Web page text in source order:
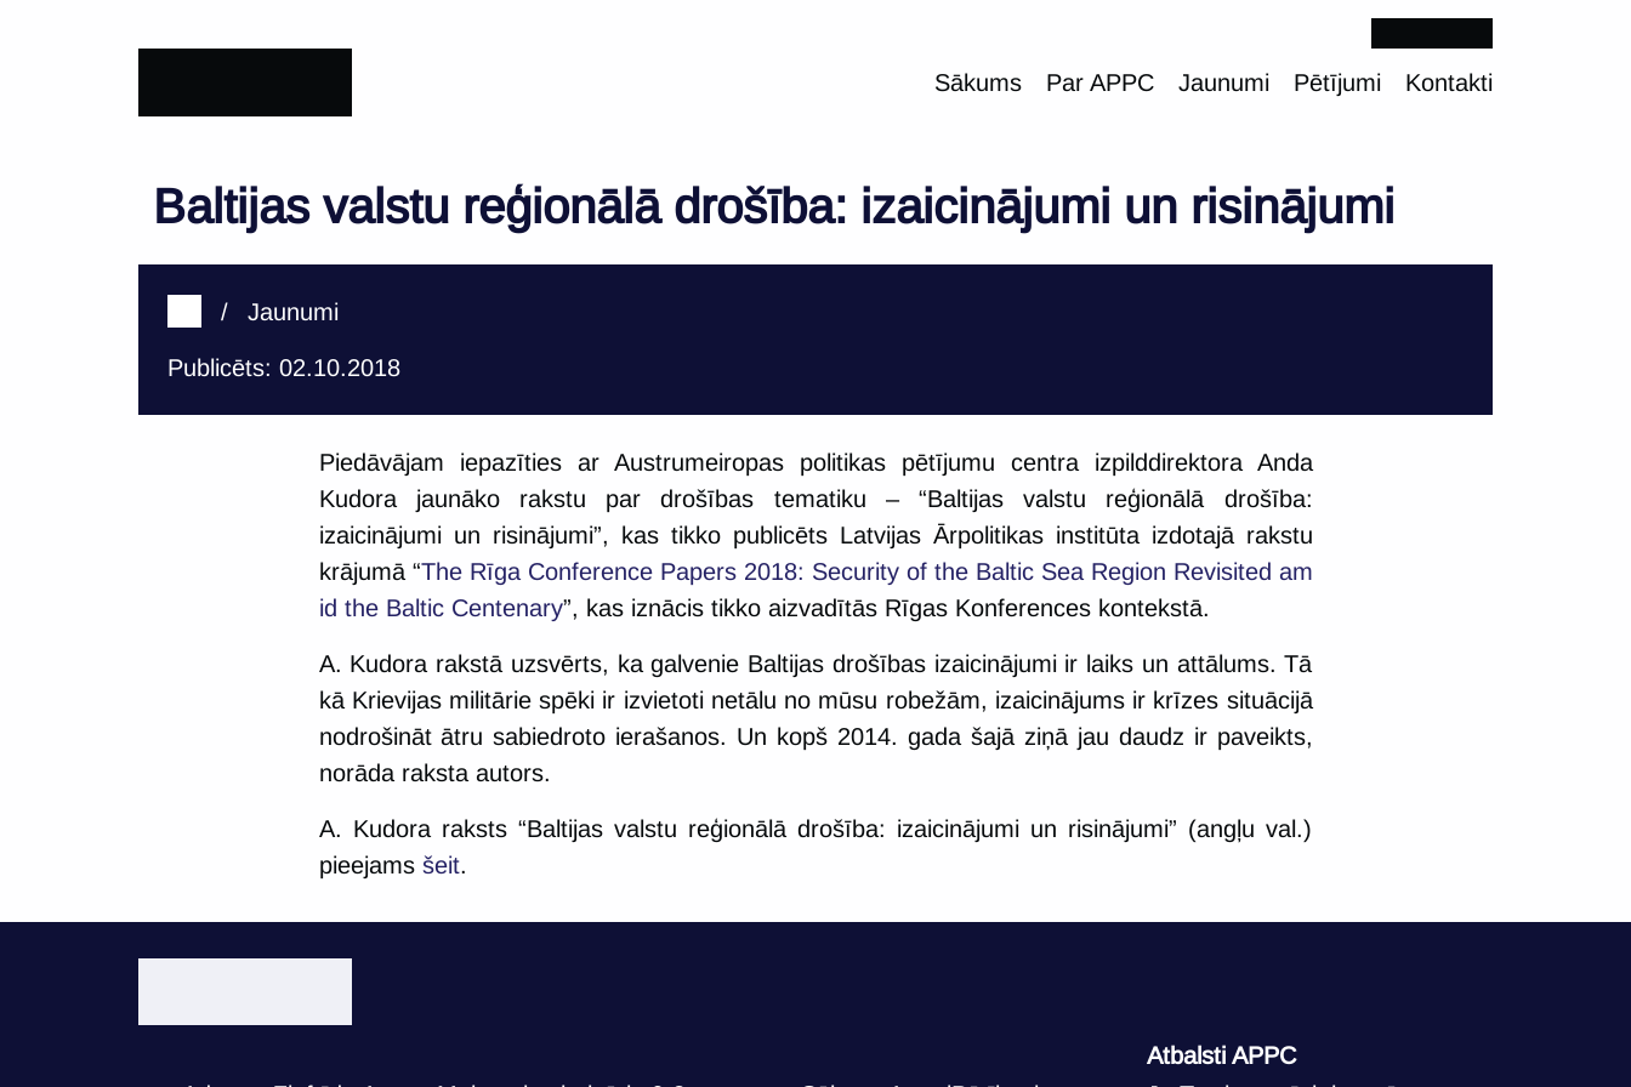
Sākums Par APPC Jaunumi Pētījumi Kontakti
Baltijas valstu reģionālā drošība: izaicinājumi un risinājumi
/ Jaunumi
Publicēts: 02.10.2018
Piedāvājam iepazīties ar Austrumeiropas politikas pētījumu centra izpilddirektora Anda
Kudora jaunāko rakstu par drošības tematiku – “Baltijas valstu reģionālā drošība:
izaicinājumi un risinājumi”, kas tikko publicēts Latvijas Ārpolitikas institūta izdotajā rakstu
krājumā “The Rīga Conference Papers 2018: Security of the Baltic Sea Region Revisited am
id the Baltic Centenary”, kas iznācis tikko aizvadītās Rīgas Konferences kontekstā.
A. Kudora rakstā uzsvērts, ka galvenie Baltijas drošības izaicinājumi ir laiks un attālums. Tā
kā Krievijas militārie spēki ir izvietoti netālu no mūsu robežām, izaicinājums ir krīzes situācijā
nodrošināt ātru sabiedroto ierašanos. Un kopš 2014. gada šajā ziņā jau daudz ir paveikts,
norāda raksta autors.
A. Kudora raksts “Baltijas valstu reģionālā drošība: izaicinājumi un risinājumi” (angļu val.)
pieejams šeit.
Atbalsti APPC